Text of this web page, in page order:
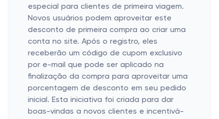
especial para clientes de primeira viagem.
Novos usuários podem aproveitar este
desconto de primeira compra ao criar uma
conta no site. Após o registro, eles
receberão um código de cupom exclusivo
por e-mail que pode ser aplicado na
finalização da compra para aproveitar uma
porcentagem de desconto em seu pedido
inicial. Esta iniciativa foi criada para dar
boas-vindas a novos clientes e incentivá-